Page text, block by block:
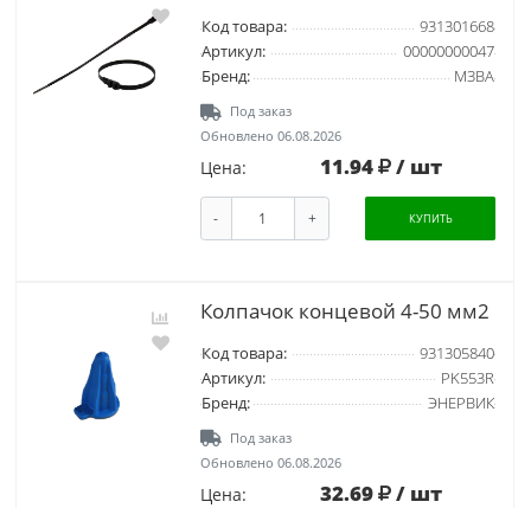
Код товара:
931301668
Артикул:
00000000047
Бренд:
МЗВА
Под заказ
Обновлено 06.08.2026
Цена: 11.94 / шт
- + КУПИТЬ
Колпачок концевой 4-50 мм2
Код товара:
931305840
Артикул:
PK553R
Бренд:
ЭНЕРВИК
Под заказ
Обновлено 06.08.2026
Цена: 32.69 / шт